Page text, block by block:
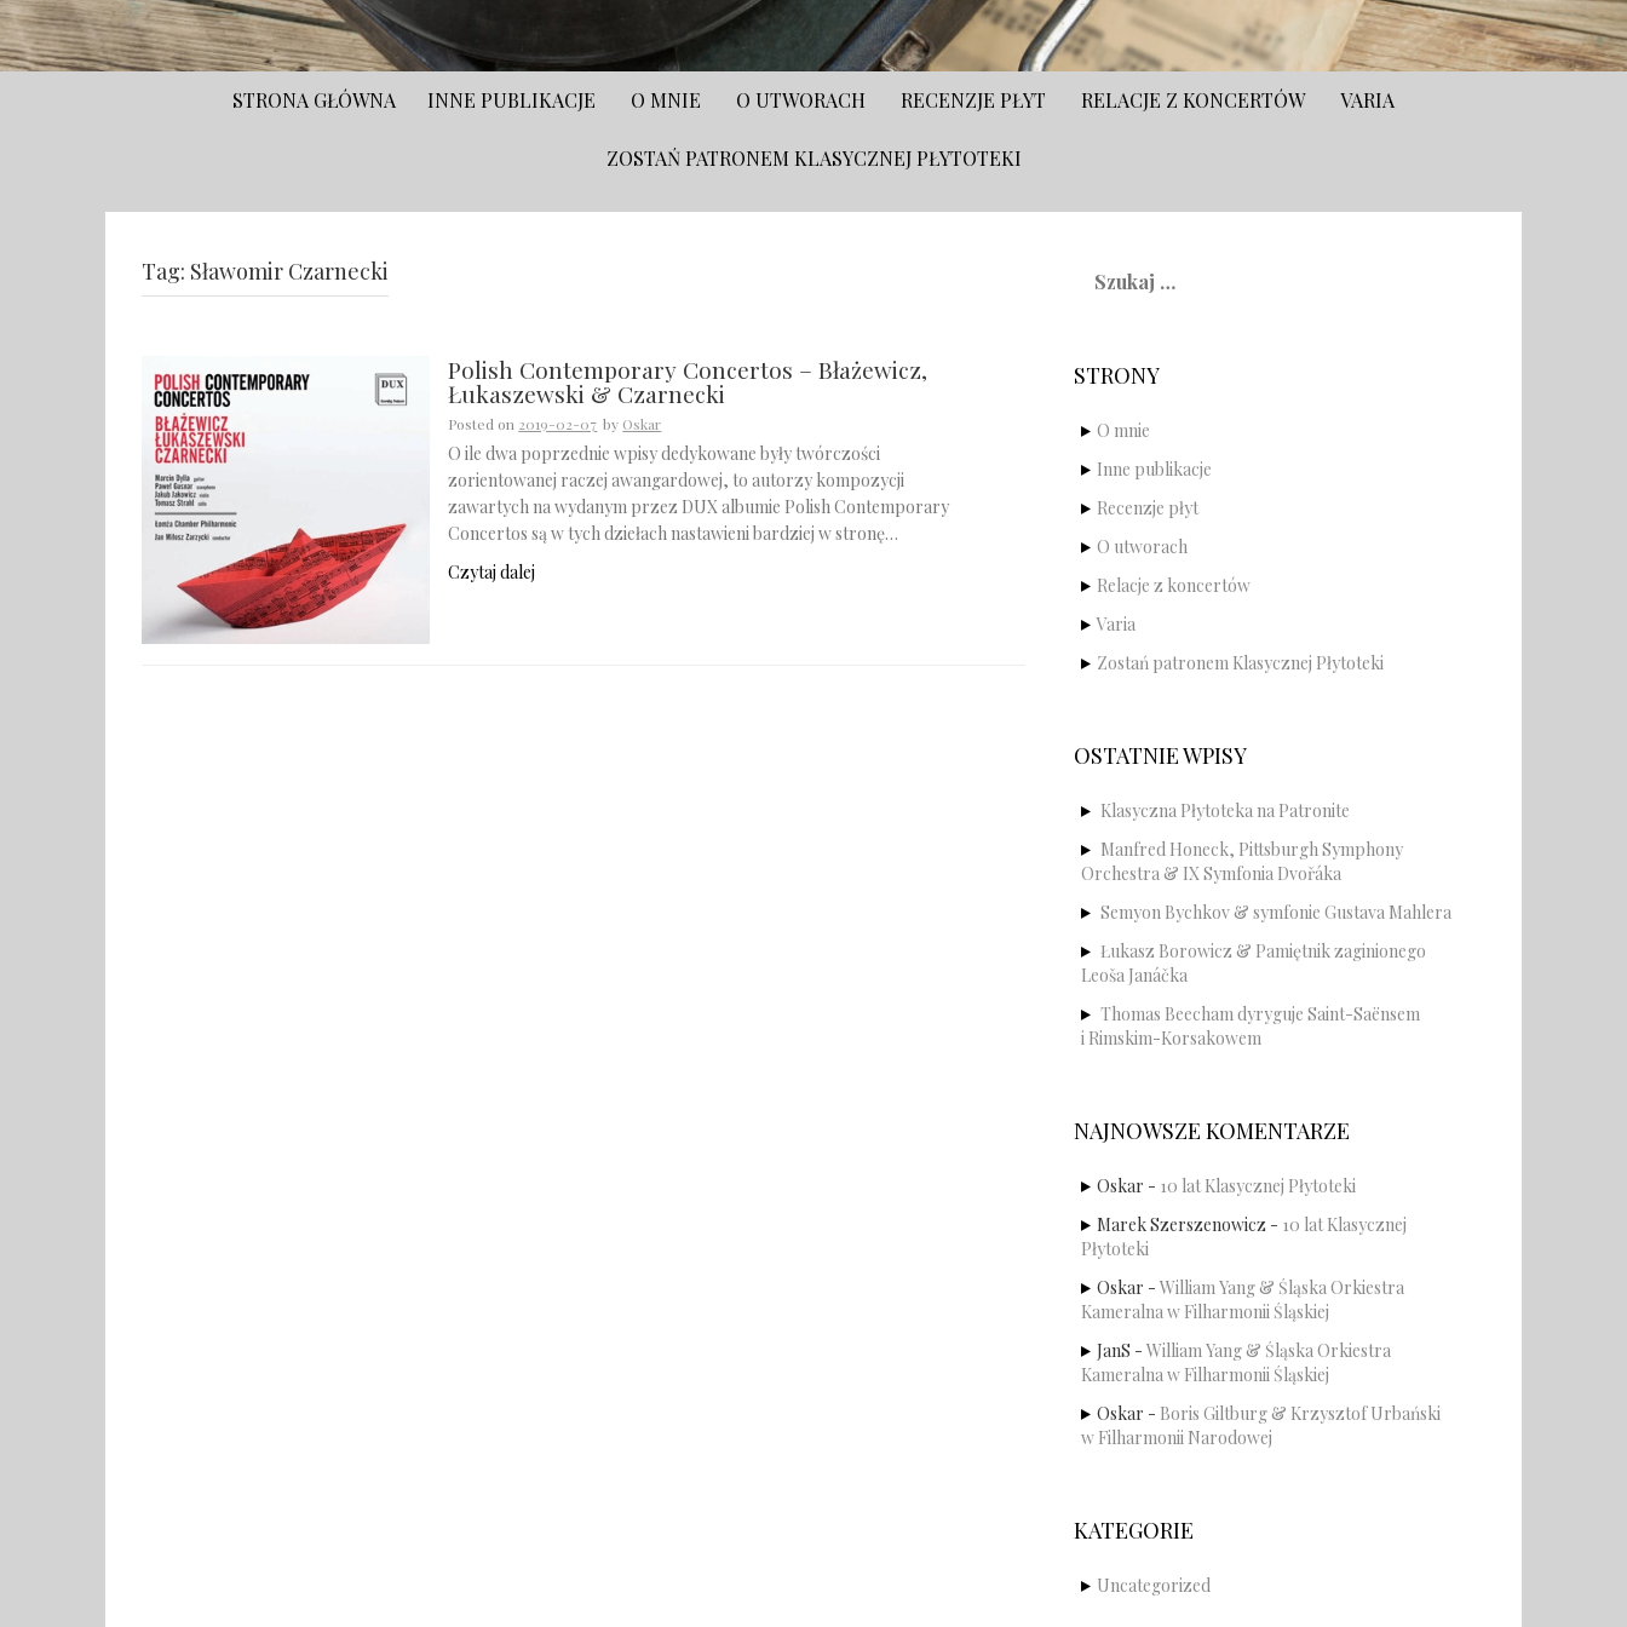
STRONA GŁÓWNA INNE PUBLIKACJE O MNIE O UTWORACH RECENZJE PŁYT RELACJE Z KONCERTÓW VARIA
ZOSTAŃ PATRONEM KLASYCZNEJ PŁYTOTEKI
Tag: Sławomir Czarnecki
Polish Contemporary Concertos – Błażewicz,
Łukaszewski & Czarnecki
Posted on 2019-02-07 by Oskar
O ile dwa poprzednie wpisy dedykowane były twórczości
zorientowanej raczej awangardowej, to autorzy kompozycji
zawartych na wydanym przez DUX albumie Polish Contemporary
Concertos są w tych dziełach nastawieni bardziej w stronę…
Czytaj dalej
STRONY
O mnie
Inne publikacje
Recenzje płyt
O utworach
Relacje z koncertów
Varia
Zostań patronem Klasycznej Płytoteki
OSTATNIE WPISY
Klasyczna Płytoteka na Patronite
Manfred Honeck, Pittsburgh Symphony
Orchestra & IX Symfonia Dvořáka
Semyon Bychkov & symfonie Gustava Mahlera
Łukasz Borowicz & Pamiętnik zaginionego
Leoša Janáčka
Thomas Beecham dyryguje Saint-Saënsem
i Rimskim-Korsakowem
NAJNOWSZE KOMENTARZE
Oskar - 10 lat Klasycznej Płytoteki
Marek Szerszenowicz - 10 lat Klasycznej
Płytoteki
Oskar - William Yang & Śląska Orkiestra
Kameralna w Filharmonii Śląskiej
JanS - William Yang & Śląska Orkiestra
Kameralna w Filharmonii Śląskiej
Oskar - Boris Giltburg & Krzysztof Urbański
w Filharmonii Narodowej
KATEGORIE
Uncategorized